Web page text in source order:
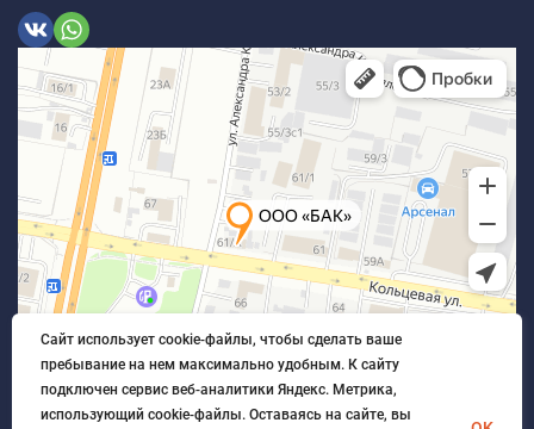
Сайт использует cookie-файлы, чтобы сделать ваше
пребывание на нем максимально удобным. К cайту
подключен сервис веб-аналитики Яндекс. Метрика,
использующий cookie-файлы. Оставаясь на сайте, вы